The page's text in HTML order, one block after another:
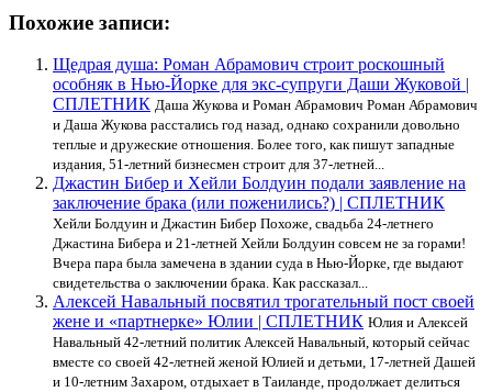
Похожие записи:
Щедрая душа: Роман Абрамович строит роскошный
особняк в Нью-Йорке для экс-супруги Даши Жуковой |
СПЛЕТНИК Даша Жукова и Роман Абрамович Роман Абрамович
и Даша Жукова расстались год назад, однако сохранили довольно
теплые и дружеские отношения. Более того, как пишут западные
издания, 51-летний бизнесмен строит для 37-летней...
Джастин Бибер и Хейли Болдуин подали заявление на
заключение брака (или поженились?) | СПЛЕТНИК
Хейли Болдуин и Джастин Бибер Похоже, свадьба 24-летнего
Джастина Бибера и 21-летней Хейли Болдуин совсем не за горами!
Вчера пара была замечена в здании суда в Нью-Йорке, где выдают
свидетельства о заключении брака. Как рассказал...
Алексей Навальный посвятил трогательный пост своей
жене и «партнерке» Юлии | СПЛЕТНИК Юлия и Алексей
Навальный 42-летний политик Алексей Навальный, который сейчас
вместе со своей 42-летней женой Юлией и детьми, 17-летней Дашей
и 10-летним Захаром, отдыхает в Таиланде, продолжает делиться